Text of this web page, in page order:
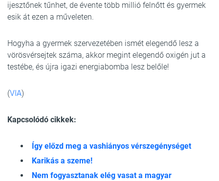
ijesztőnek tűnhet, de évente több millió felnőtt és gyermek
esik át ezen a műveleten.
Hogyha a gyermek szervezetében ismét elegendő lesz a
vörösvérsejtek száma, akkor megint elegendő oxigén jut a
testébe, és újra igazi energiabomba lesz belőle!
(VIA)
Kapcsolódó cikkek:
Így előzd meg a vashiányos vérszegénységet
Karikás a szeme!
Nem fogyasztanak elég vasat a magyar